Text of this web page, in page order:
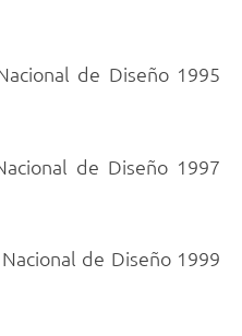
de Diseño 1995
de Diseño 1997
de Diseño 1999